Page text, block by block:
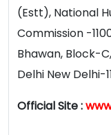
(Estt), National
Commission -
Bhawan, Block-
Delhi New Delhi-
Official Site :